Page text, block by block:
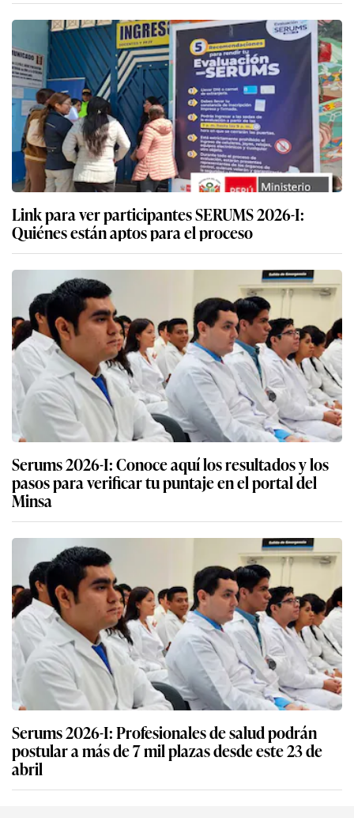
Link para ver participantes SERUMS 2026-I:
Quiénes están aptos para el proceso
Serums 2026-I: Conoce aquí los resultados y los
pasos para verificar tu puntaje en el portal del
Minsa
Serums 2026-I: Profesionales de salud podrán
postular a más de 7 mil plazas desde este 23 de
abril